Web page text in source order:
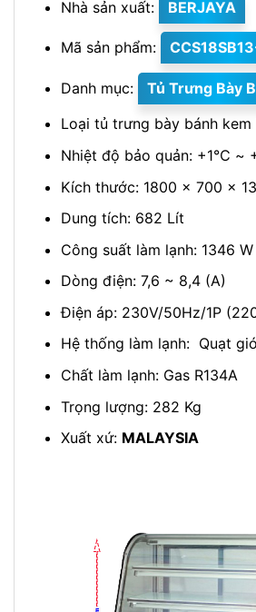
Nhà sản xuất: BERJAYA
Mã sản phẩm:
Danh mục:
Tủ Trưng Bày
Loại tủ trưng bày bánh kem
Nhiệt độ bảo quản: +1℃ ~
Kích thước: 1800 x 700 x
Dung tích: 682 Lít
Công suất làm lạnh: 1346 W
Dòng điện: 7,6 ~ 8,4 (A)
Điện áp: 230V/50Hz/1P
Hệ thống làm lạnh: Quạt
Chất làm lạnh: Gas R134A
Trọng lượng: 282 Kg
Xuất xứ: MALAYSIA